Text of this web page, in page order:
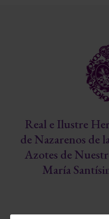
Real e Ilustre
de Nazarenos de
Azotes de
María